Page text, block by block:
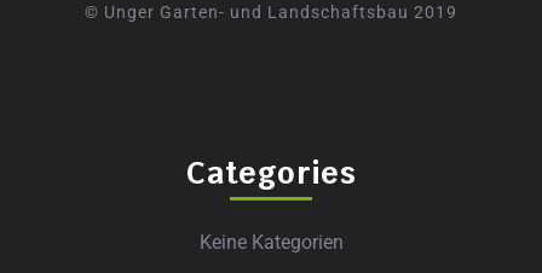
© Unger Garten- und Landschaftsbau 2019
Categories
Keine Kategorien